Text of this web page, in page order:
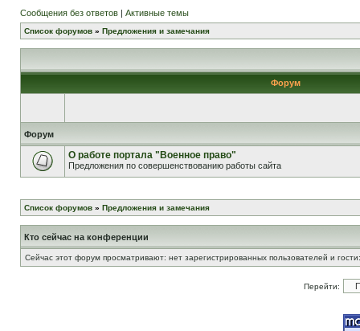
Сообщения без ответов | Активные темы
Список форумов » Предложения и замечания
Форум
Форум
О работе портала "Военное право"
Предложения по совершенствованию работы сайта
Список форумов » Предложения и замечания
Кто сейчас на конференции
Сейчас этот форум просматривают: нет зарегистрированных пользователей и
Перейти: